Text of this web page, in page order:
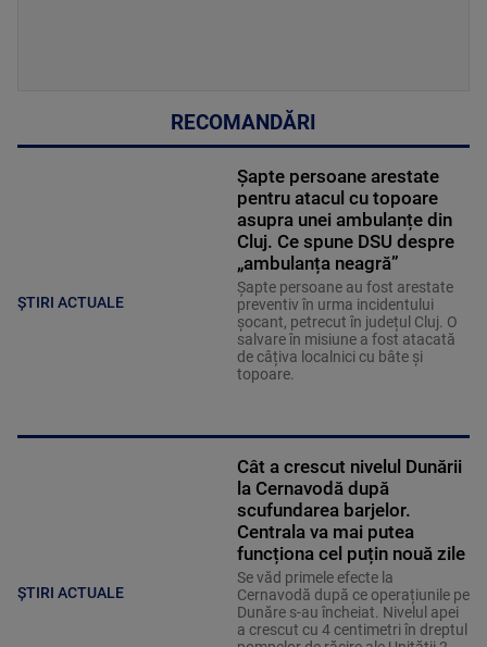
RECOMANDĂRI
ȘTIRI ACTUALE
Șapte persoane arestate
pentru atacul cu topoare
asupra unei ambulanțe din
Cluj. Ce spune DSU despre
„ambulanța neagră”
Șapte persoane au fost arestate
preventiv în urma incidentului
șocant, petrecut în județul Cluj. O
salvare în misiune a fost atacată
de câțiva localnici cu bâte și
topoare.
ȘTIRI ACTUALE
Cât a crescut nivelul Dunării
la Cernavodă după
scufundarea barjelor.
Centrala va mai putea
funcționa cel puțin nouă zile
Se văd primele efecte la
Cernavodă după ce operațiunile pe
Dunăre s-au încheiat. Nivelul apei
a crescut cu 4 centimetri în dreptul